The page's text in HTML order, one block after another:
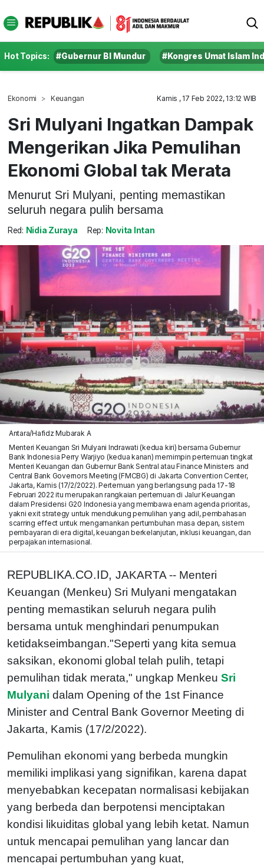
Hot Topics: #Gubernur BI Mundur #Kongres Umat Islam
Ekonomi Keuangan Kamis , 17 Feb 2022, 13:12 WIB
Sri Mulyani Ingatkan Dampak
Mengerikan Jika Pemulihan
Ekonomi Global tak Merata
Menurut Sri Mulyani, penting memastikan
seluruh negara pulih bersama
Red: Nidia Zuraya Rep: Novita Intan
Antara/Hafidz Mubarak A
Menteri Keuangan Sri Mulyani Indrawati (kedua kiri) bersama Gubernur
Bank Indonesia Perry Warjiyo (kedua kanan) memimpin pertemuan tingkat
Menteri Keuangan dan Gubernur Bank Sentral atau Finance Ministers and
Central Bank Governors Meeting (FMCBG) di Jakarta Convention Center,
Jakarta, Kamis (17/2/2022). Pertemuan yang berlangsung pada 17-18
Februari 2022 itu merupakan rangkaian pertemuan di Jalur Keuangan
dalam Presidensi G20 Indonesia yang membawa enam agenda prioritas,
yakni exit strategy untuk mendukung pemulihan yang adil, pembahasan
scarring effect untuk mengamankan pertumbuhan masa depan, sistem
pembayaran di era digital, keuangan berkelanjutan, inklusi keuangan, dan
perpajakan internasional.
REPUBLIKA.CO.ID, JAKARTA -- Menteri
Keuangan (Menkeu) Sri Mulyani mengatakan
penting memastikan seluruh negara pulih
bersama untuk menghindari penumpukan
ketidakseimbangan."Seperti yang kita semua
saksikan, ekonomi global telah pulih, tetapi
pemulihan tidak merata," ungkap Menkeu Sri
Mulyani dalam Opening of the 1st Finance
Minister and Central Bank Governor Meeting di
Jakarta, Kamis (17/2/2022).
Pemulihan ekonomi yang berbeda mungkin
memiliki implikasi yang signifikan, karena dapat
menyebabkan kecepatan normalisasi kebijakan
yang berbeda dan berpotensi menciptakan
kondisi likuiditas global yang lebih ketat. Namun
untuk mencapai pemulihan yang lancar dan
mencapai pertumbuhan yang kuat,